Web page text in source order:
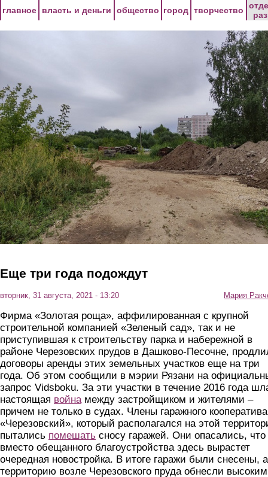
главное власть и деньги общество город творчество
Еще три года подождут
вторник, 31 августа, 2021 - 13:20 Мария
Фирма «Золотая роща», аффилированная с крупной
строительной компанией «Зеленый сад», так и не
приступившая к строительству парка и набережной в
районе Черезовских прудов в Дашково-Песочне,
договоры аренды этих земельных участков еще на три
года. Об этом сообщили в мэрии Рязани на
запрос Vidsboku. За эти участки в течение 2016 года
настоящая войнамежду застройщиком и жителями –
причем не только в судах. Члены гаражного кооператива
«Черезовский», который располагался на этой
пытались помешать сносу гаражей. Они опасались, что
вместо обещанного благоустройства здесь вырастет
очередная новостройка. В итоге гаражи были снесены, а
территорию возле Черезовского пруда обнесли высоким